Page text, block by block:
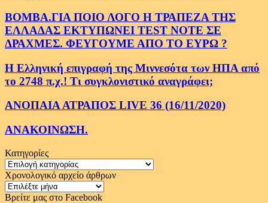
ΒΟΜΒΑ.ΓΙΑ ΠΟΙΟ ΛΟΓΟ Η ΤΡΑΠΕΖΑ ΤΗΣ
ΕΛΛΑΔΑΣ ΕΚΤΥΠΩΝΕΙ TEST NOTE ΣΕ
ΔΡΑΧΜΕΣ. ΦΕΥΓΟΥΜΕ ΑΠΟ ΤΟ ΕΥΡΩ ?
Η Ελληνική επιγραφή της Μιννεσότα των ΗΠΑ από
το 2748 π.χ.! Τι συγκλονιστικό αναγράφει;
ΑΝΟΠΑΙΑ ΑΤΡΑΠΟΣ LIVE 36 (16/11/2020)
ΑΝΑΚΟΙΝΩΣΗ.
Κατηγορίες
Κατηγορίες
Χρονολογικό αρχείο άρθρων
Χρονολογικό
αρχείο
Βρείτε μας στο Facebook